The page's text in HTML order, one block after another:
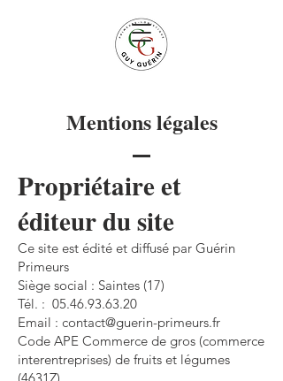
Mentions légales
Propriétaire et
éditeur du site
Ce site est édité et diffusé par Guérin
Primeurs
Siège social : Saintes (17)
Tél. : 05.46.93.63.20
Email : contact@guerin-primeurs.fr
Code APE Commerce de gros (commerce
interentreprises) de fruits et légumes